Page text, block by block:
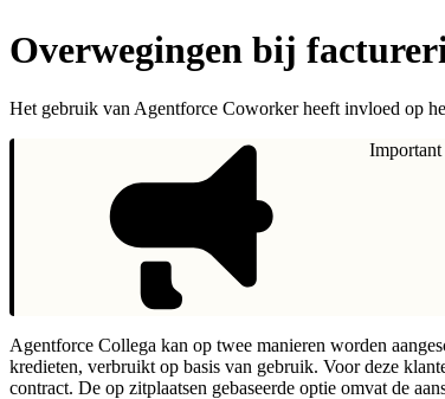
Overwegingen bij
Het gebruik van Agentforce Coworker heeft invloed op
Important
Agentforce Collega kan op twee manieren worden
kredieten, verbruikt op basis van gebruik. Voor deze
contract. De op zitplaatsen gebaseerde optie omvat de